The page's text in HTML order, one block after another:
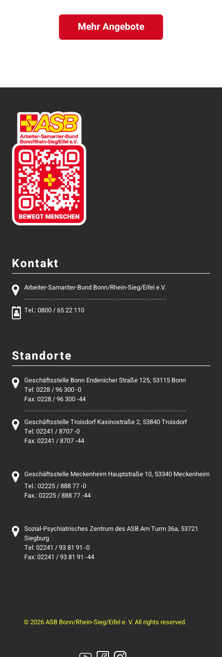
Mehr Angebote
Kontakt
Arbeiter-Samariter-Bund Bonn/Rhein-Sieg/Eifel e.V.
Tel.: 0800 / 65 22 110
Standorte
Geschäftsstelle Bonn Endenicher Straße 125, 53115 Bonn
Tel: 0228 / 96 300 -0
Fax: 0228 / 96 300 -44
Geschäftsstelle Troisdorf Kasinostraße 2, 53840 Troisdorf
Tel: 02241 / 8707 -0
Fax: 02241 / 8707 -44
Geschäftsstelle Meckenheim Hauptstraße 10, 53340 Meckenheim
Tel.: 02225 / 888 77 -0
Fax.: 02225 / 888 77 -44
Sozial-Psychiatrisches Zentrum des ASB Am Turm 36a, 53721
Siegburg
Tel: 02241 / 93 81 91 -0
Fax: 02241 / 93 81 91 -44
© 2026 ASB Bonn/Rhein-Sieg/Eifel e. V. All rights reserved.